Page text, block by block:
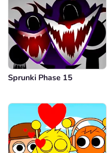
Sprunki Phase 15